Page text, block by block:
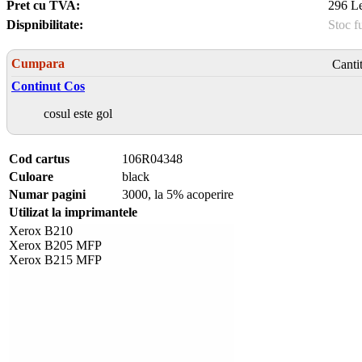
Pret cu TVA:
296
Dispnibilitate:
Stoc
Cumpara
Continut Cos
cosul este gol
Cod cartus
106R04348
Culoare
black
Numar pagini
3000, la 5% acoperire
Utilizat la imprimantele
Xerox B210
Xerox B205 MFP
Xerox B215 MFP